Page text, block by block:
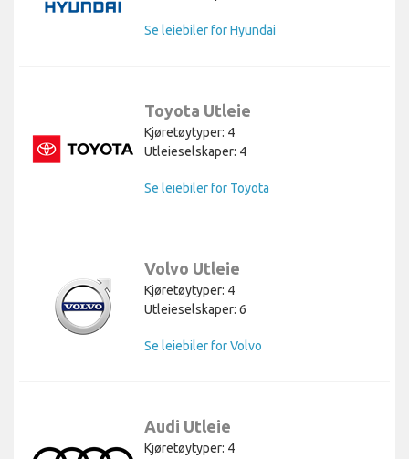
Se leiebiler for Hyundai
Toyota Utleie
Kjøretøytyper: 4
Utleieselskaper: 4
Se leiebiler for Toyota
Volvo Utleie
Kjøretøytyper: 4
Utleieselskaper: 6
Se leiebiler for Volvo
Audi Utleie
Kjøretøytyper: 4